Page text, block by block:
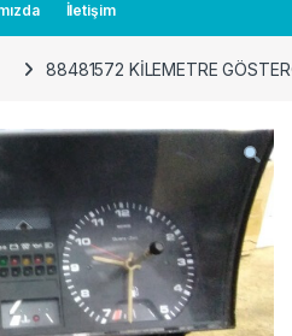
İletişim
88481572 KİLEMETRE